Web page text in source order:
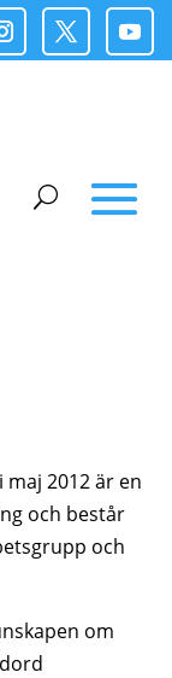
maj 2012 är en
och består
och
om